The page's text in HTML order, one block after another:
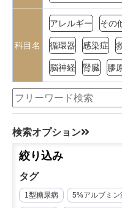
科目名
アレルギー その
循環器 感染症
脳神経 腎臓 膠
検索オプション
絞り込み
タグ
1型糖尿病 5%アルブミン